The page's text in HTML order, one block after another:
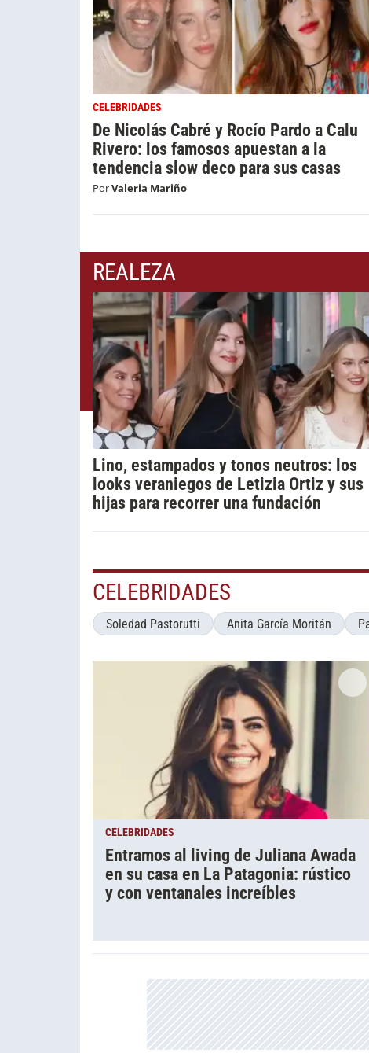
CELEBRIDADES
De Nicolás Cabré y Rocío Pardo a Calu
Rivero: los famosos apuestan a la
tendencia slow deco para sus casas
PorValeria Mariño
REALEZA
Lino, estampados y tonos neutros: los
looks veraniegos de Letizia Ortiz y sus
hijas para recorrer una fundación
CELEBRIDADES
Soledad Pastorutti Anita García Moritán
CELEBRIDADES
Entramos al living de Juliana Awada
en su casa en La Patagonia: rústico
y con ventanales increíbles